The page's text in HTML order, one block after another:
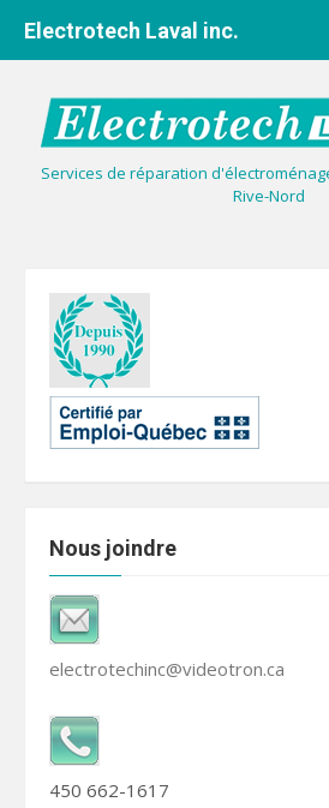
Services de réparation
Rive-Nord
Electrotech Laval inc.
Nous joindre
electrotechinc@videotron.ca
450 662-1617